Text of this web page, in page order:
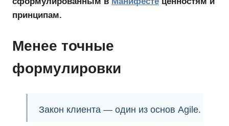
принципам.
Менее точные
формулировки
Закон клиента — один из основ Agile.